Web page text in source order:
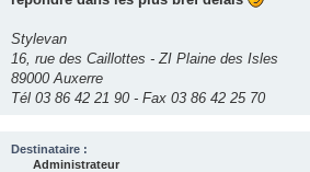
Stylevan
16, rue des Caillottes - ZI Plaine des Isles
89000 Auxerre
Tél 03 86 42 21 90 - Fax 03 86 42 25 70
Destinataire :
Administrateur